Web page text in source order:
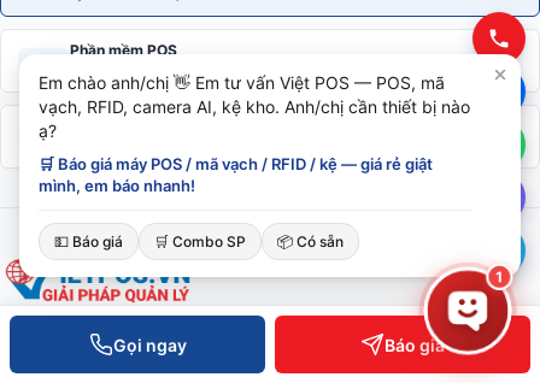
Gọi ngay Báo giá
.com
Phần mềm POS
POS · Kho · Kế toán · Loyalty
.ai
AI Enterprise
Giải pháp thiết bị bán lẻ · Kiểm soát ra vào · RFID · Kệ kho thông
minh. Phân phối toàn quốc, hỗ trợ kỹ thuật 24/7.
1
Em chào anh/chị 👋 Em tư vấn Việt POS — POS, mã
vạch, RFID, camera AI, kệ kho. Anh/chị cần thiết bị nào
ạ?
🛒 Báo giá máy POS / mã vạch / RFID / kệ — giá rẻ giật
mình, em báo nhanh!
💵 Báo giá 🛒 Combo SP 📦 Có sẵn